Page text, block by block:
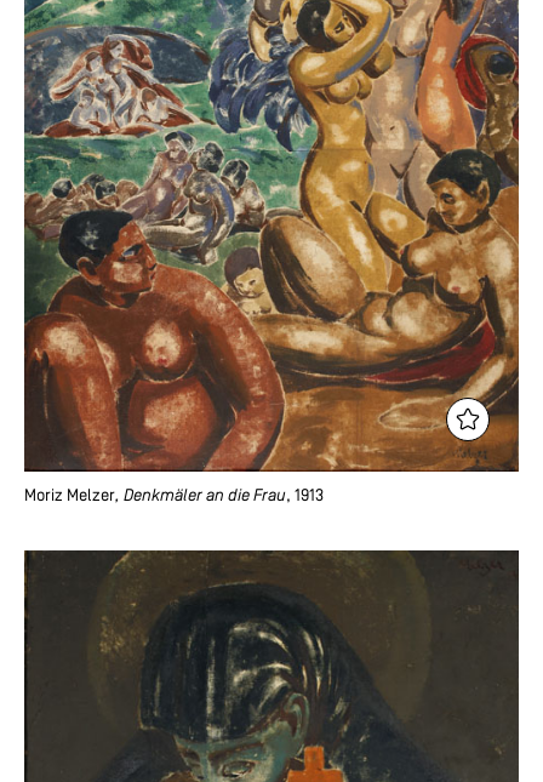
Moriz Melzer, Denkmäler an die Frau, 1913